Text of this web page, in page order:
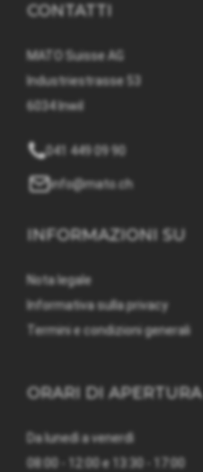
CONTATTI
MATO Suisse AG
Industriestrasse 53
6034 Inwil
041 449 09 90
info@mato.ch
INFORMAZIONI SU
Nota legale
Informativa sulla privacy
Termini e condizioni generali
ORARI DI APERTURA
Da lunedì a venerdì
08:00 - 12:00 e 13:30 - 17:00